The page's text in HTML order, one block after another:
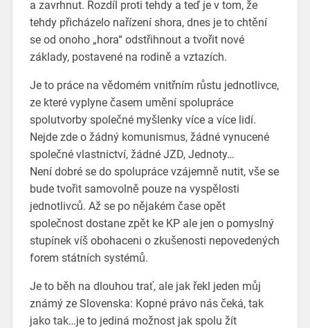
a zavrhnut. Rozdíl proti tehdy a teď je v tom, že
tehdy přicházelo nařízení shora, dnes je to chtění
se od onoho „hora“ odstřihnout a tvořit nové
základy, postavené na rodině a vztazích.
Je to práce na vědomém vnitřním růstu jednotlivce,
ze které vyplyne časem umění spolupráce
spolutvorby společné myšlenky více a více lidí.
Nejde zde o žádný komunismus, žádné vynucené
společné vlastnictví, žádné JZD, Jednoty…
Není dobré se do spolupráce vzájemně nutit, vše se
bude tvořit samovolně pouze na vyspělosti
jednotlivců. Až se po nějakém čase opět
společnost dostane zpět ke KP ale jen o pomyslný
stupínek víš obohaceni o zkušenosti nepovedených
forem státních systémů.
Je to běh na dlouhou trať, ale jak řekl jeden můj
známý ze Slovenska: Kopné právo nás čeká, tak
jako tak…je to jediná možnost jak spolu žít